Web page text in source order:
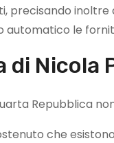
precisando
automatico le
di Nicola
Repubblica
che